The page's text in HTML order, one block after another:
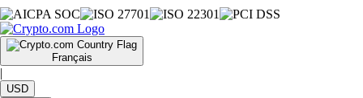
Français
|
USD